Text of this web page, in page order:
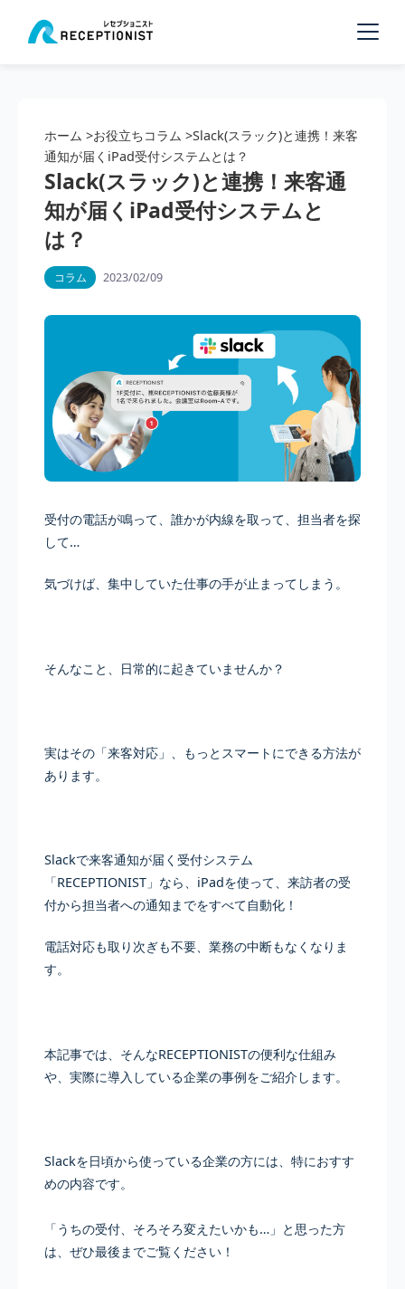
ホーム >お役立ちコラム >Slack(スラック)と連携！来客
通知が届くiPad受付システムとは？
Slack(スラック)と連携！来客通
知が届くiPad受付システムと
は？
コラム 2023/02/09
受付の電話が鳴って、誰かが内線を取って、担当者を探
して…
気づけば、集中していた仕事の手が止まってしまう。
そんなこと、日常的に起きていませんか？
実はその「来客対応」、もっとスマートにできる方法が
あります。
Slackで来客通知が届く受付システム
「RECEPTIONIST」なら、iPadを使って、来訪者の受
付から担当者への通知までをすべて自動化！
電話対応も取り次ぎも不要、業務の中断もなくなりま
す。
本記事では、そんなRECEPTIONISTの便利な仕組み
や、実際に導入している企業の事例をご紹介します。
Slackを日頃から使っている企業の方には、特におすす
めの内容です。
「うちの受付、そろそろ変えたいかも…」と思った方
は、ぜひ最後までご覧ください！